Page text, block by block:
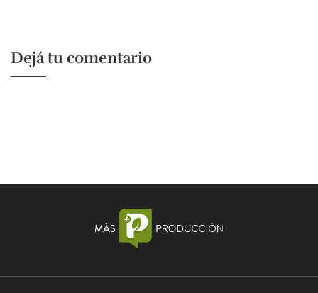
Dejá tu comentario